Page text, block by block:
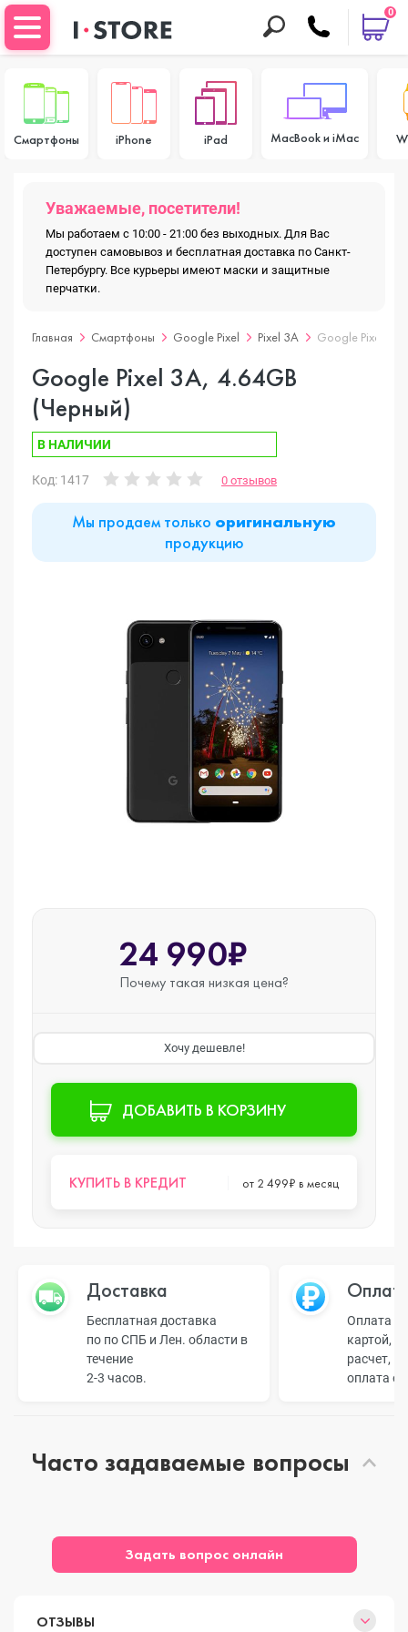
0
Смартфоны iPhone iPad MacBook и iMac
Уважаемые, посетители!
Мы работаем с 10:00 - 21:00 без выходных. Для Вас
доступен самовывоз и бесплатная доставка по Санкт-
Петербургу. Все курьеры имеют маски и защитные
перчатки.
Главная Смартфоны Google Pixel Pixel 3A Google Pixel
Google Pixel 3A, 4.64GB
(Черный)
В НАЛИЧИИ
Код: 1417 0 отзывов
Мы продаем только оригинальную
продукцию
24 990₽
Почему такая низкая цена?
Хочу дешевле!
ДОБАВИТЬ В КОРЗИНУ
КУПИТЬ В КРЕДИТ от 2 499₽ в месяц
Доставка
Бесплатная доставка
по по СПБ и Лен. области в
течение
2-3 часов.
Оплата
картой,
расчет,
оплата
Часто задаваемые вопросы
Задать вопрос онлайн
ОТЗЫВЫ